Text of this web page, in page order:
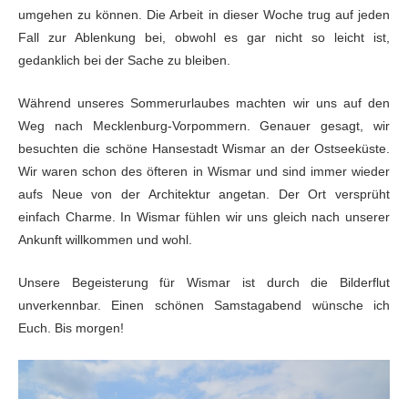
umgehen zu können. Die Arbeit in dieser Woche trug auf jeden
Fall zur Ablenkung bei, obwohl es gar nicht so leicht ist,
gedanklich bei der Sache zu bleiben.
Während unseres Sommerurlaubes machten wir uns auf den
Weg nach Mecklenburg-Vorpommern. Genauer gesagt, wir
besuchten die schöne Hansestadt Wismar an der Ostseeküste.
Wir waren schon des öfteren in Wismar und sind immer wieder
aufs Neue von der Architektur angetan. Der Ort versprüht
einfach Charme. In Wismar fühlen wir uns gleich nach unserer
Ankunft willkommen und wohl.
Unsere Begeisterung für Wismar ist durch die Bilderflut
unverkennbar. Einen schönen Samstagabend wünsche ich
Euch. Bis morgen!